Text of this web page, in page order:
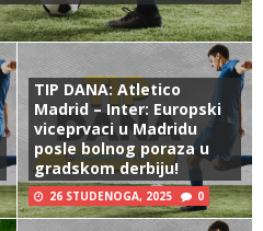
TIP DANA: Atletico
Madrid – Inter: Europski
viceprvaci u Madridu
posle bolnog poraza u
gradskom derbiju!
26 STUDENOGA, 2025 0